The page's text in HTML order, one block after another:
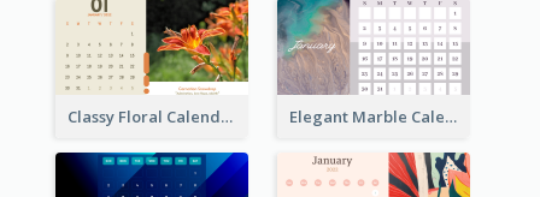
Classy Floral Calendar Elegant Marble Calendar